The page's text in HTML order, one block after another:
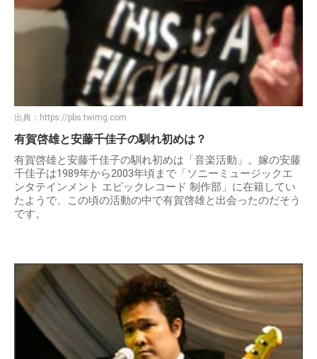
出典： https://pbs.twimg.com
有賀啓雄と安藤千佳子の馴れ初めは？
有賀啓雄と安藤千佳子の馴れ初めは「音楽活動」。嫁の安藤
千佳子は1989年から2003年頃まで「ソニーミュージックエ
ンタテインメント エピックレコード 制作部」に在籍してい
たようで、この頃の活動の中で有賀啓雄と出会ったのだそう
です。